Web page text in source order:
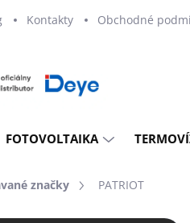
Kontakty Obchodné
FOTOVOLTAIKA
značky PATRIOT